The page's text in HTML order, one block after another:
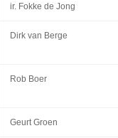
ir. Fokke de Jong
Dirk van Berge
Rob Boer
Geurt Groen